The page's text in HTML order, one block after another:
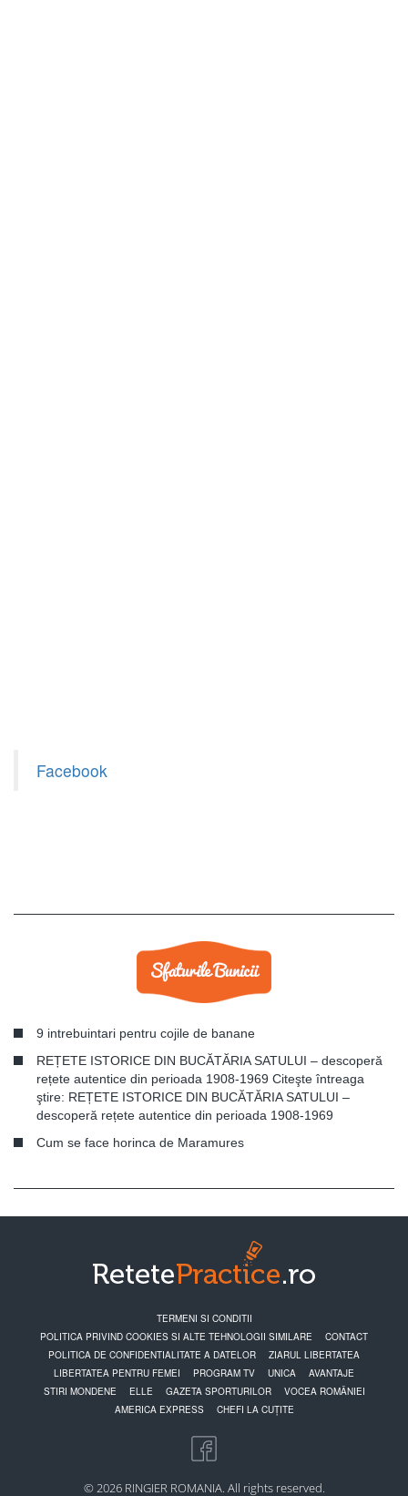
Facebook
9 intrebuintari pentru cojile de banane
REȚETE ISTORICE DIN BUCĂTĂRIA SATULUI – descoperă
rețete autentice din perioada 1908-1969 Citeşte întreaga
ştire: REȚETE ISTORICE DIN BUCĂTĂRIA SATULUI –
descoperă rețete autentice din perioada 1908-1969
Cum se face horinca de Maramures
TERMENI SI CONDITII
POLITICA PRIVIND COOKIES SI ALTE TEHNOLOGII SIMILARE
CONTACT
POLITICA DE CONFIDENTIALITATE A DATELOR
ZIARUL LIBERTATEA
LIBERTATEA PENTRU FEMEI
PROGRAM TV UNICA
AVANTAJE
STIRI MONDENE
ELLE GAZETA SPORTURILOR
VOCEA ROMÂNIEI
AMERICA EXPRESS
CHEFI LA CUȚITE
© 2026 RINGIER ROMANIA. All rights reserved.